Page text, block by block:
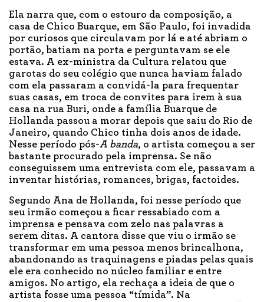
Ela narra que, com o estouro da composição, a
casa de Chico Buarque, em São Paulo, foi invadida
por curiosos que circulavam por lá e até abriam o
portão, batiam na porta e perguntavam se ele
estava. A ex-ministra da Cultura relatou que
garotas do seu colégio que nunca haviam falado
com ela passaram a convidá-la para frequentar
suas casas, em troca de convites para irem à sua
casa na rua Buri, onde a família Buarque de
Hollanda passou a morar depois que saiu do Rio de
Janeiro, quando Chico tinha dois anos de idade.
Nesse período pós-A banda, o artista começou a ser
bastante procurado pela imprensa. Se não
conseguissem uma entrevista com ele, passavam a
inventar histórias, romances, brigas, factoides.
Segundo Ana de Hollanda, foi nesse período que
seu irmão começou a ficar ressabiado com a
imprensa e pensava com zelo nas palavras a
serem ditas. A cantora disse que viu o irmão se
transformar em uma pessoa menos brincalhona,
abandonando as traquinagens e piadas pelas quais
ele era conhecido no núcleo familiar e entre
amigos. No artigo, ela rechaça a ideia de que o
artista fosse uma pessoa “tímida”. Na